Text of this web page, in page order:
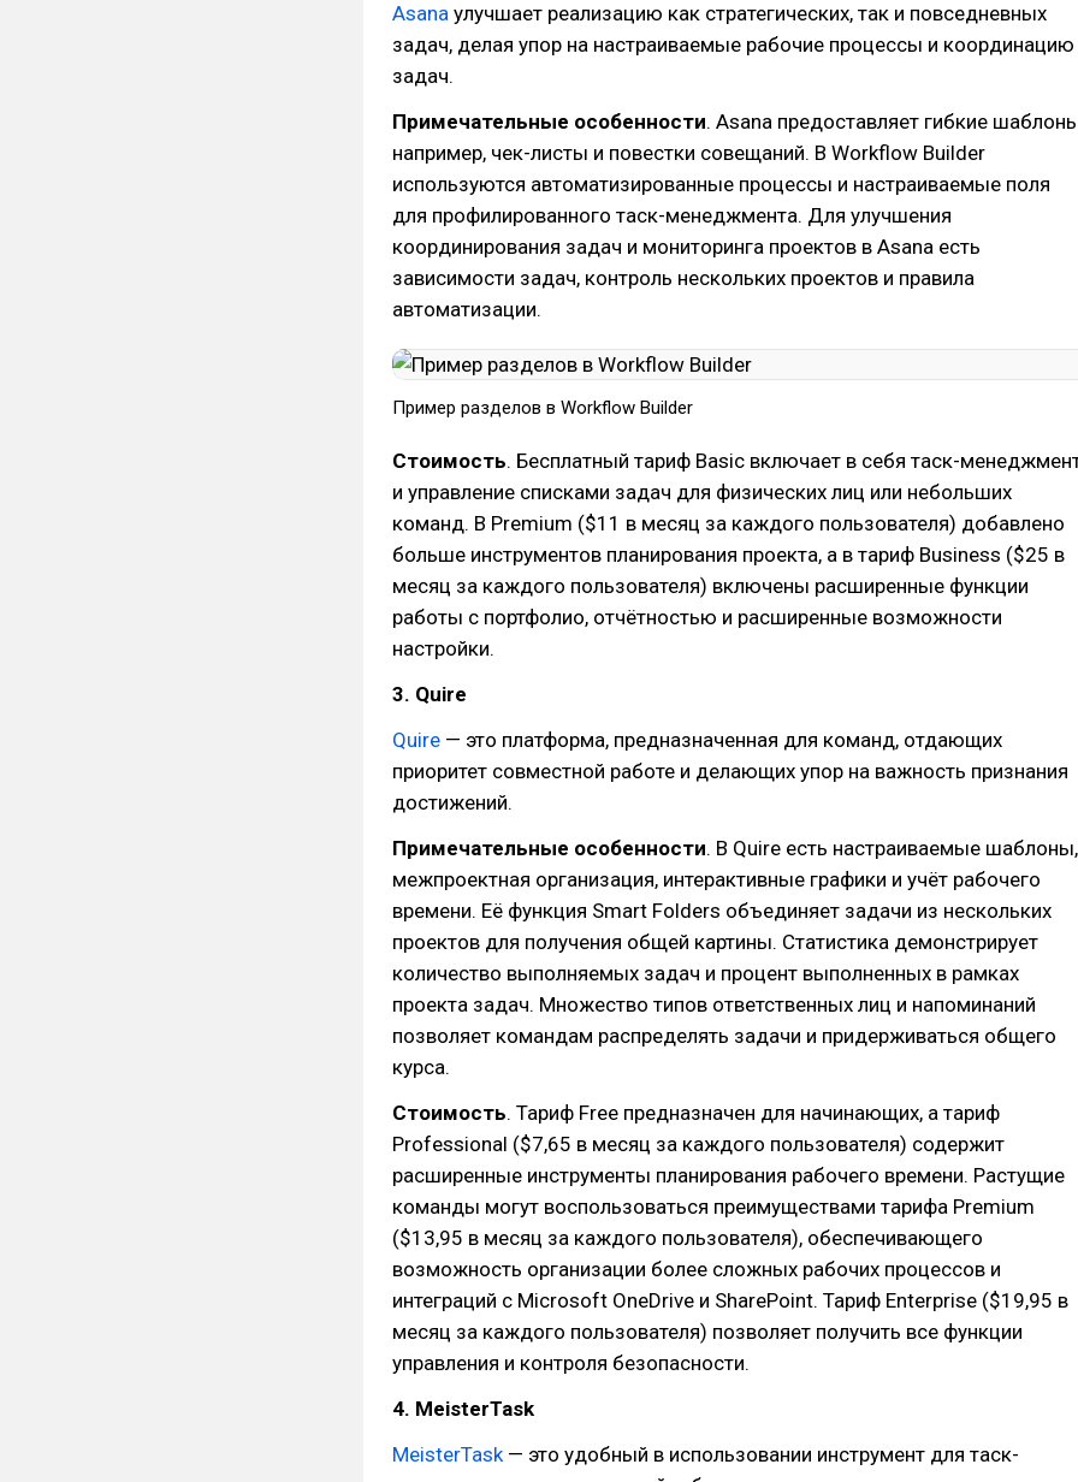
Asana улучшает реализацию как стратегических, так и повседневных
задач, делая упор на настраиваемые рабочие процессы и координацию
задач.
Примечательные особенности. Asana предоставляет гибкие
например, чек-листы и повестки совещаний. В Workflow Builder
используются автоматизированные процессы и настраиваемые поля
для профилированного таск-менеджмента. Для улучшения
координирования задач и мониторинга проектов в Asana есть
зависимости задач, контроль нескольких проектов и правила
автоматизации.
Пример разделов в Workflow Builder
Стоимость. Бесплатный тариф Basic включает в себя таск-
и управление списками задач для физических лиц или небольших
команд. В Premium ($11 в месяц за каждого пользователя) добавлено
больше инструментов планирования проекта, а в тариф Business ($25 в
месяц за каждого пользователя) включены расширенные функции
работы с портфолио, отчётностью и расширенные возможности
настройки.
3. Quire
Quire — это платформа, предназначенная для команд, отдающих
приоритет совместной работе и делающих упор на важность признания
достижений.
Примечательные особенности. В Quire есть настраиваемые шаблоны,
межпроектная организация, интерактивные графики и учёт рабочего
времени. Её функция Smart Folders объединяет задачи из нескольких
проектов для получения общей картины. Статистика демонстрирует
количество выполняемых задач и процент выполненных в рамках
проекта задач. Множество типов ответственных лиц и напоминаний
позволяет командам распределять задачи и придерживаться общего
курса.
Стоимость. Тариф Free предназначен для начинающих, а тариф
Professional ($7,65 в месяц за каждого пользователя) содержит
расширенные инструменты планирования рабочего времени. Растущие
команды могут воспользоваться преимуществами тарифа Premium
($13,95 в месяц за каждого пользователя), обеспечивающего
возможность организации более сложных рабочих процессов и
интеграций с Microsoft OneDrive и SharePoint. Тариф Enterprise ($19,95 в
месяц за каждого пользователя) позволяет получить все функции
управления и контроля безопасности.
4. MeisterTask
MeisterTask— это удобный в использовании инструмент для таск-